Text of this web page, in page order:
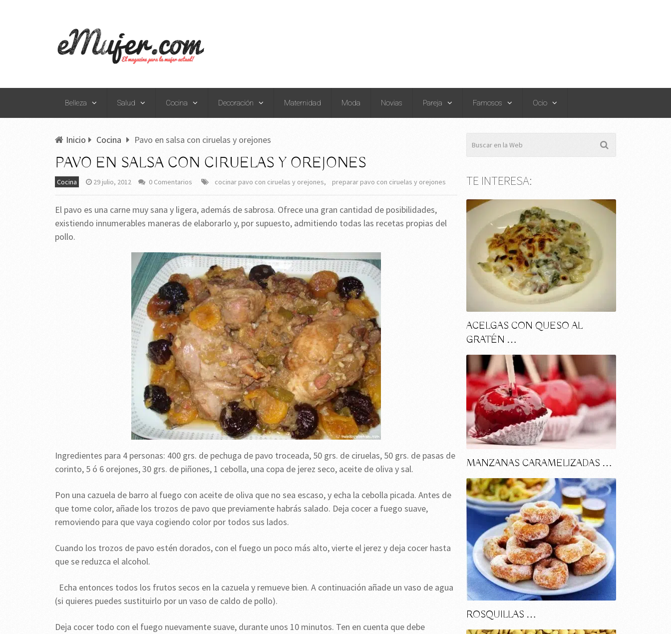
Belleza Salud Cocina Decoración Maternidad Moda Novias Pareja Famosos Ocio
Inicio Cocina Pavo en salsa con ciruelas y orejones
PAVO EN SALSA CON CIRUELAS Y OREJONES
Cocina 29 julio, 2012 0 Comentarios cocinar pavo con ciruelas y orejones, preparar pavo con ciruelas y orejones
El pavo es una carne muy sana y ligera, además de sabrosa. Ofrece una gran cantidad de posibilidades,
existiendo innumerables maneras de elaborarlo y, por supuesto, admitiendo todas las recetas propias del
pollo.
Ingredientes para 4 personas: 400 grs. de pechuga de pavo troceada, 50 grs. de ciruelas, 50 grs. de pasas de
corinto, 5 ó 6 orejones, 30 grs. de piñones, 1 cebolla, una copa de jerez seco, aceite de oliva y sal.
Pon una cazuela de barro al fuego con aceite de oliva que no sea escaso, y echa la cebolla picada. Antes de
que tome color, añade los trozos de pavo que previamente habrás salado. Deja cocer a fuego suave,
removiendo para que vaya cogiendo color por todos sus lados.
Cuando los trozos de pavo estén dorados, con el fuego un poco más alto, vierte el jerez y deja cocer hasta
que se reduzca el alcohol.
Echa entonces todos los frutos secos en la cazuela y remueve bien. A continuación añade un vaso de agua
(si quieres puedes sustituirlo por un vaso de caldo de pollo).
Deja cocer todo con el fuego nuevamente suave, durante unos 10 minutos. Ten en cuenta que debe
TE INTERESA:
ACELGAS CON QUESO AL
GRATÉN …
MANZANAS CARAMELIZADAS …
ROSQUILLAS …